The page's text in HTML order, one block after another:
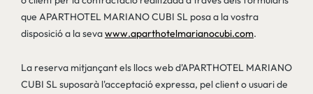
que APARTHOTEL MARIANO CUBI SL posa a la vostra
disposició a la sevawww.aparthotelmarianocubi.com.
La reserva mitjançant els llocs web d'APARTHOTEL MARIANO
CUBI SL suposarà l'acceptació expressa, pel client o usuari de